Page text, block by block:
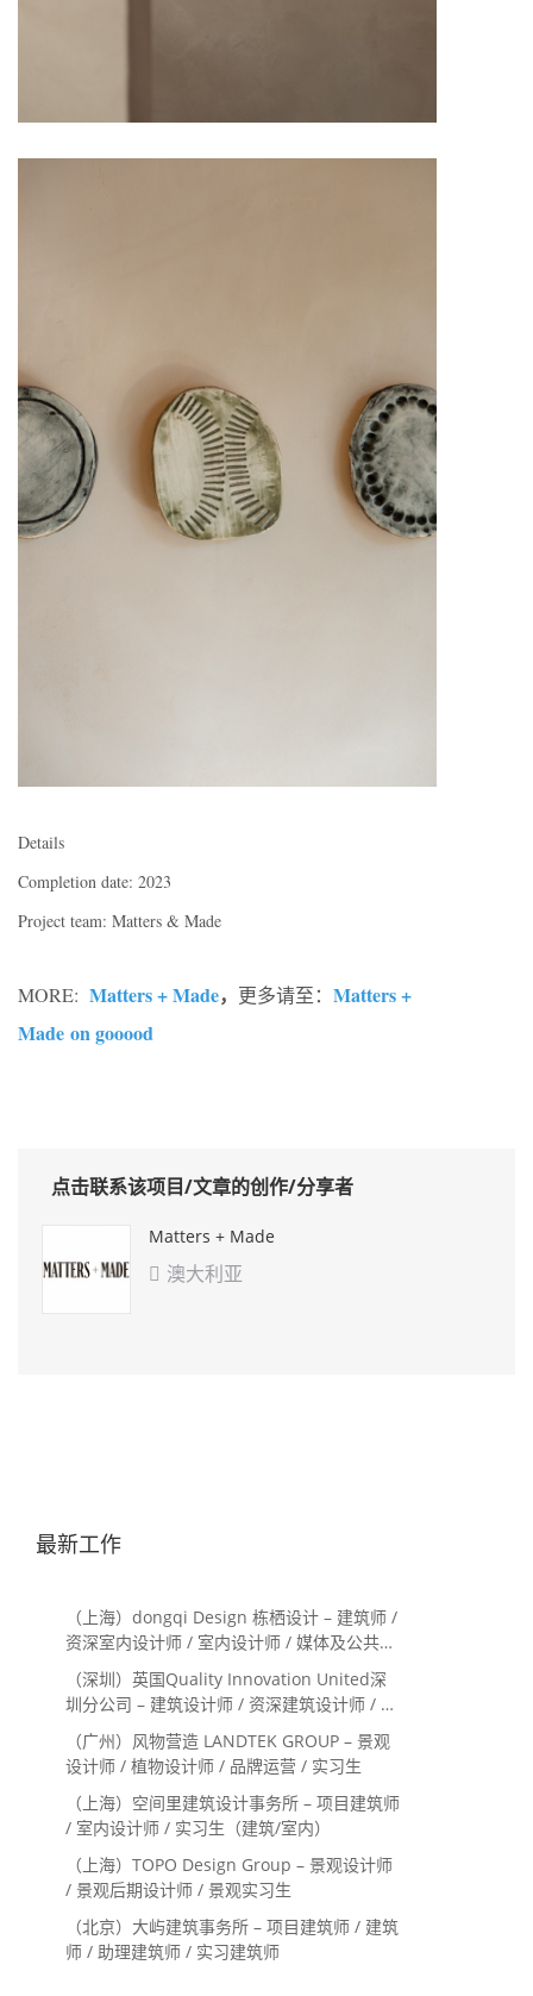
Details
Completion date: 2023
Project team: Matters & Made
MORE: Matters + Made， 更多请至： Matters +
Made on gooood
点击联系该项目/文章的创作/分享者
Matters + Made
 澳大利亚
最新工作
（上海）dongqi Design 栋栖设计 – 建筑师 /
资深室内设计师 / 室内设计师 / 媒体及公共关
系主管 / 设计实习生（常年招聘）
（深圳）英国Quality Innovation United深
圳分公司 – 建筑设计师 / 资深建筑设计师 / 室
内设计师 / 设计实习生
（广州）风物营造 LANDTEK GROUP – 景观
设计师 / 植物设计师 / 品牌运营 / 实习生
（上海）空间里建筑设计事务所 – 项目建筑师
/ 室内设计师 / 实习生（建筑/室内）
（上海）TOPO Design Group – 景观设计师
/ 景观后期设计师 / 景观实习生
（北京）大屿建筑事务所 – 项目建筑师 / 建筑
师 / 助理建筑师 / 实习建筑师